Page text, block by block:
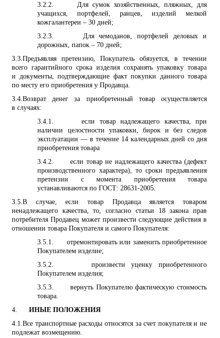
3.2.2.
Для сумок хозяйственных, пляжных, для
учащихся, портфелей, ранцев, изделий мелкой
кожгалантереи – 30 дней;
3.2.3.
Для чемоданов, портфелей деловых и
дорожных, папок – 70 дней;
3.3. Предъявляя претензию, Покупатель обязуется, в течении
всего гарантийного срока изделия сохранять упаковку товара
и документы, подтверждающие факт покупки данного товара
по месту его приобретения у Продавца.
3.4. Возврат денег за приобретенный товар осуществляется
в случаях:
3.4.1.
если товар надлежащего качества, при
наличии целостности упаковки, бирок и без следов
эксплуатации — в течение 14 календарных дней со дня
приобретения товара
3.4.2.
если товар не надлежащего качества (дефект
производственного характера), то сроки предъявления
претензии с момента приобретения товара
устанавливаются по ГОСТ: 28631-2005.
3.5. В случае, если товар Продавца является товаром
ненадлежащего качества, то, согласно статьи 18 закона прав
потребителя Продавец может произвести следующие действия в
отношении товара Покупателя и самого Покупателя:
3.5.1.
отремонтировать или заменить приобретенное
Покупателем изделие;
3.5.2.
произвести уценку приобретенного
Покупателем изделия;
3.5.3.
вернуть Покупателю фактическую стоимость
товара.
4.
ИНЫЕ ПОЛОЖЕНИЯ
4.1. Все транспортные расходы относятся за счет покупателя и не
подлежат возмещению.